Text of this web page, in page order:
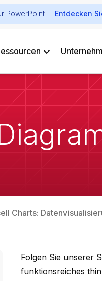
PowerPoint Entdecken
Charts:
Folgen Sie unserer
funktionsreiches